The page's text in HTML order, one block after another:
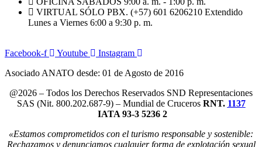
VIRTUAL SÓLO PBX. (+57) 601 6206210 Extendido
Lunes a Viernes 6:00 a 9:30 p. m.
Facebook-f Youtube
Instagram
Asociado ANATO desde: 01 de Agosto de 2016
@2026 – Todos los Derechos Reservados SND Representaciones
SAS (Nit. 800.202.687-9) – Mundial de Cruceros RNT. 1137
IATA 93-3 5236 2
«Estamos comprometidos con el turismo responsable y sostenible:
Rechazamos y denunciamos cualquier forma de explotación sexual